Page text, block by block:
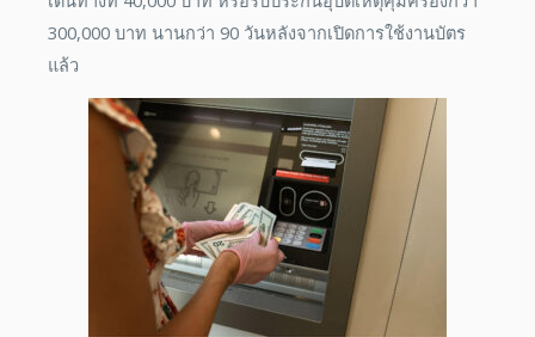
300,000 บาท นานกว่า 90 วันหลังจากเปิดการใช้งานบัตร
แล้ว